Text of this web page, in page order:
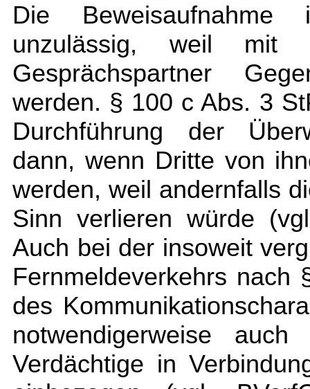
Die
unzulässig, weil mit
Gesprächspartner
werden. § 100 c Abs. 3
Durchführung der
dann, wenn Dritte von
werden, weil andernfalls
Sinn verlieren würde
Auch bei der insoweit
Fernmeldeverkehrs
des
notwendigerweise
Verdächtige in